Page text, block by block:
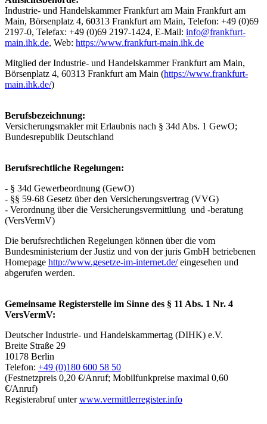
Industrie- und Handelskammer Frankfurt am Main Frank­furt am
Main, Bör­sen­platz 4, 60313 Frank­furt am Main, Telefon: +49 (0)69
2197-0, Telefax: +49 (0)69 2197-1424, E-Mail: info@frankfurt-
main.ihk.de, Web: https://www.frankfurt-main.ihk.de
Mitglied der Industrie- und Handelskammer Frank­furt am Main,
Bör­sen­platz 4, 60313 Frank­furt am Main (https://www.frankfurt-
main.ihk.de/)
Berufsbezeichnung:
Versicherungsmakler mit Erlaubnis nach § 34d Abs. 1 GewO;
Bundesrepublik Deutschland
Berufsrechtliche Regelungen:
- § 34d Gewerbeordnung (GewO)
- §§ 59-68 Gesetz über den Versicherungsvertrag (VVG)
- Verordnung über die Versicherungsvermittlung und -beratung
(VersVermV)
Die berufsrechtlichen Regelungen können über die vom
Bundesministerium der Justiz und von der juris GmbH betriebenen
Homepage http://www.gesetze-im-internet.de/eingesehen und
abgerufen werden.
Gemeinsame Registerstelle im Sinne des § 11 Abs. 1 Nr. 4
VersVermV:
Deutscher Industrie- und Handelskammertag (DIHK) e.V.
Breite Straße 29
10178 Berlin
Telefon: +49 (0)180 600 58 50
(Festnetzpreis 0,20 €/Anruf; Mobilfunkpreise maximal 0,60
€/Anruf)
Registerabruf unterwww.vermittlerregister.info